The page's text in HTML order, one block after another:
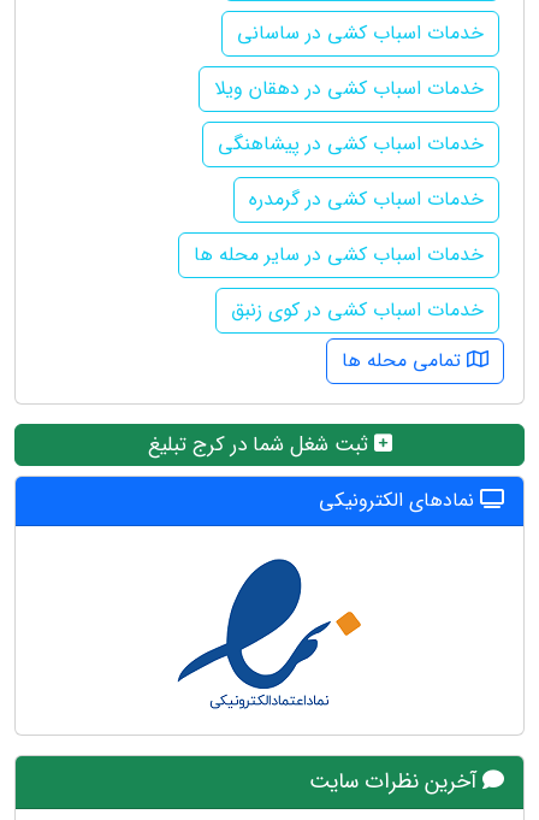
خدمات اسباب کشی در ساسانی
خدمات اسباب کشی در دهقان ویلا
خدمات اسباب کشی در پیشاهنگی
خدمات اسباب کشی در گرمدره
خدمات اسباب کشی در سایر محله ها
خدمات اسباب کشی در کوی زنبق
تمامی محله ها
ثبت شغل شما در کرج تبلیغ
نمادهای الکترونیکی
آخرین نظرات سایت